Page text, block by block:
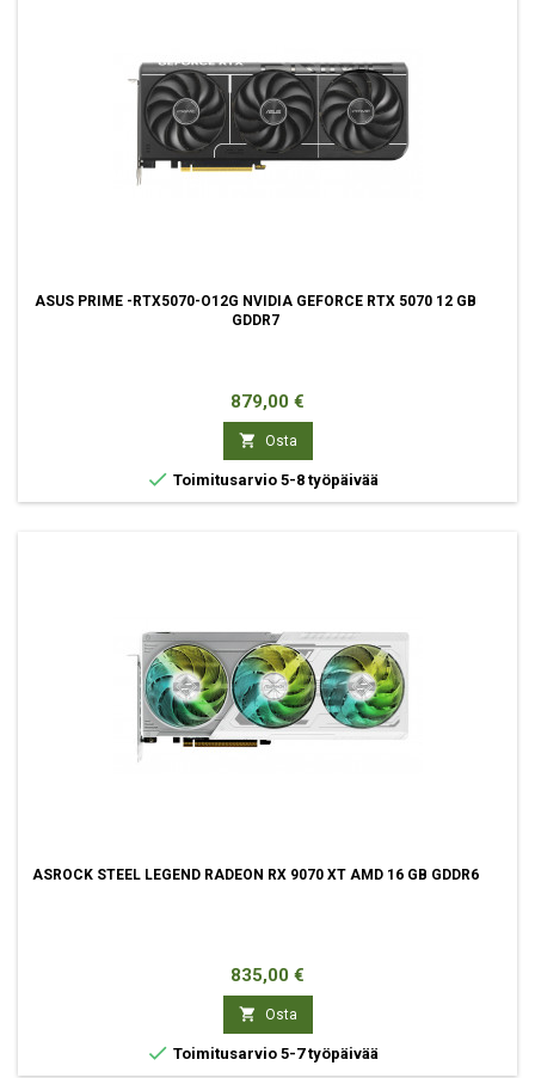
ASUS PRIME -RTX5070-O12G NVIDIA GEFORCE RTX 5070 12 GB
GDDR7
Hinta
879,00 €
 Osta
 Toimitusarvio 5-8 työpäivää
ASROCK STEEL LEGEND RADEON RX 9070 XT AMD 16 GB GDDR6
Hinta
835,00 €
 Osta
 Toimitusarvio 5-7 työpäivää